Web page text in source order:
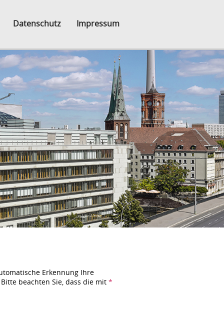
Datenschutz Impressum
Erkennung Ihre
beachten Sie, dass die mit *